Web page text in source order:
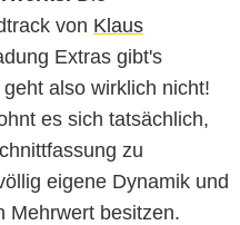
von Klaus
Extras gibt's
also wirklich nicht!
es sich tatsächlich,
zu
eigene Dynamik und
Mehrwert besitzen.